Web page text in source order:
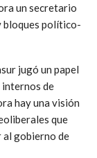
un secretario
bloques político-
jugó un papel
de
hay una visión
que
al gobierno de